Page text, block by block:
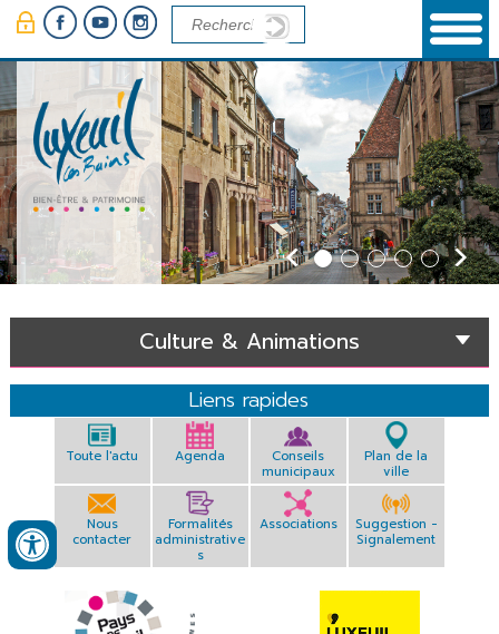
Culture & Animations
Liens rapides
Toute l'actu Agenda
Conseils
municipaux
Plan de la
ville
Nous
contacter
Formalités
administrative
s
Associations
Suggestion -
Signalement
Panneau de gestion des cookies